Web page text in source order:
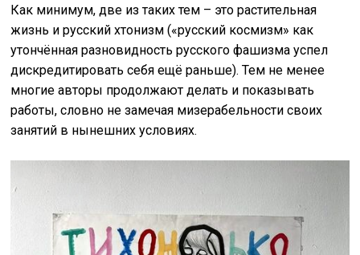
Как минимум, две из таких тем – это растительная
жизнь и русский хтонизм («русский космизм» как
утончённая разновидность русского фашизма успел
дискредитировать себя ещё раньше). Тем не менее
многие авторы продолжают делать и показывать
работы, словно не замечая мизерабельности своих
занятий в нынешних условиях.